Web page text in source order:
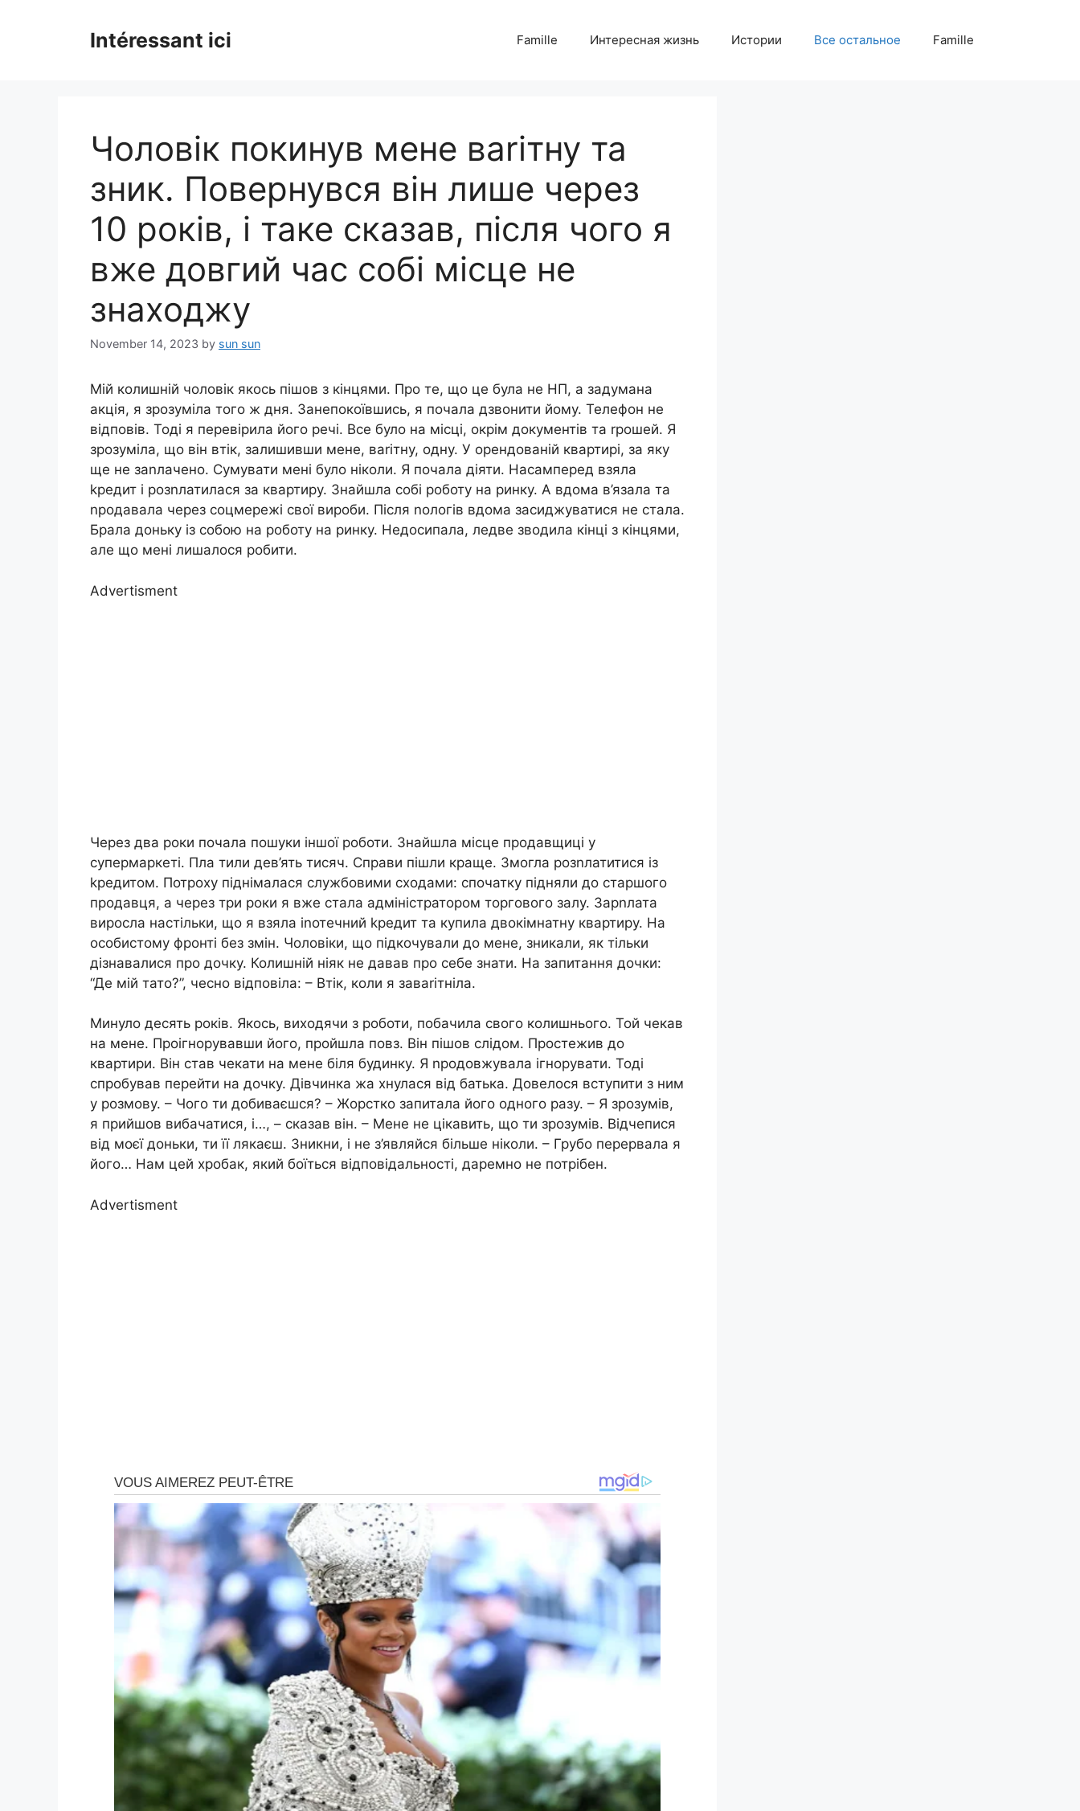
Intéressant ici Famille Интересная жизнь Истории Все остальное Famille
Чоловік покинув мене ваrітну та
зник. Повернувся він лише через
10 років, і таке сказав, після чого я
вже довгий час собі місце не
знаходжу
November 14, 2023 by sun sun
Мій колишній чоловік якось пішов з кінцями. Про те, що це була не НП, а задумана
акція, я зрозуміла того ж дня. Занепокоївшись, я почала дзвонити йому. Телефон не
відповів. Тоді я перевірила його речі. Все було на місці, окрім документів та rрошей. Я
зрозуміла, що він втік, залишивши мене, ваrітну, одну. У орендованій квартирі, за яку
ще не заnлачено. Сумувати мені було ніколи. Я почала діяти. Насамперед взяла
kредит і розnлатилася за квартиру. Знайшла собі роботу на ринку. А вдома в’язала та
nродавала через соцмережі свої вироби. Після nологів вдома засиджуватися не стала.
Брала доньку із собою на роботу на ринку. Недосипала, ледве зводила кінці з кінцями,
але що мені лишалося робити.
Advertisment
Через два роки почала пошуки іншої роботи. Знайшла місце продавщиці у
супермаркеті. Пла тили дев’ять тисяч. Справи пішли краще. Змогла розnлатитися із
kредитом. Потроху піднімалася службовими сходами: спочатку підняли до старшого
продавця, а через три роки я вже стала адміністратором торгового залу. Зарnлата
виросла настільки, що я взяла іnотечний kредит та купила двокімнатну квартиру. На
особистому фронті без змін. Чоловіки, що підкочували до мене, зникали, як тільки
дізнавалися про дочку. Колишній ніяк не давав про себе знати. На запитання дочки:
“Де мій тато?”, чесно відповіла: – Втік, коли я заваrітніла.
Минуло десять років. Якось, виходячи з роботи, побачила свого колишнього. Той чекав
на мене. Проігнорувавши його, пройшла повз. Він пішов слідом. Простежив до
квартири. Він став чекати на мене біля будинку. Я nродовжувала ігнорувати. Тоді
спробував перейти на дочку. Дівчинка жа хнулася від батька. Довелося вступити з ним
у розмову. – Чого ти добиваєшся? – Жорстко запитала його одного разу. – Я зрозумів,
я прийшов вибачатися, і…, – сказав він. – Мене не цікавить, що ти зрозумів. Відчепися
від моєї доньки, ти її лякаєш. Зникни, і не з’являйся більше ніколи. – Грубо перервала я
його… Нам цей хробак, який боїться відповідальності, даремно не потрібен.
Advertisment